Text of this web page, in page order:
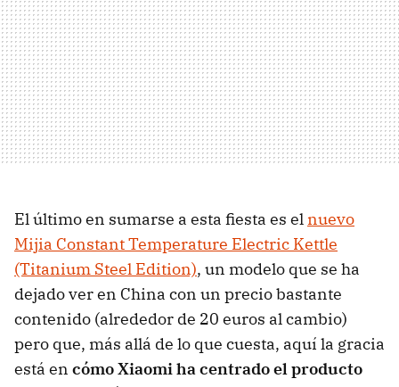
El último en sumarse a esta fiesta es elnuevo
Mijia Constant Temperature Electric Kettle
(Titanium Steel Edition), un modelo que se ha
dejado ver en China con un precio bastante
contenido (alrededor de 20 euros al cambio)
pero que, más allá de lo que cuesta, aquí la gracia
está en cómo Xiaomi ha centrado el producto